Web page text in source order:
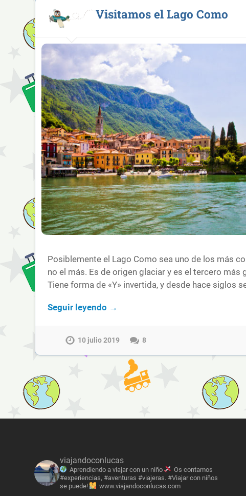
Visitamos el Lago Como
Posiblemente el Lago Como sea uno de los más
no el más. Es de origen glaciar y es el tercero más
Tiene forma de «Y» invertida, y desde hace siglos
Seguir leyendo →
10 julio 2019 8
viajandoconlucas
Aprendiendo a viajar con un niño
Os contamos
#experiencias, #aventuras #viajeras. #Viajar con niños
se puede!
www.viajandoconlucas.com